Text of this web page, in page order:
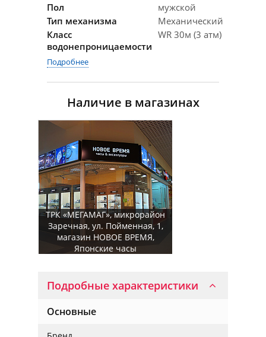
Пол
мужской
Тип механизма
Механический
Класс
водонепроницаемости
WR 30м (3 атм)
Подробнее
Наличие в магазинах
ТРК «МЕГАМАГ», микрорайон
Заречная, ул. Пойменная, 1,
магазин НОВОЕ ВРЕМЯ,
Японские часы
Подробные характеристики
Основные